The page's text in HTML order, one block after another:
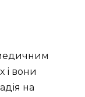
і вони
на